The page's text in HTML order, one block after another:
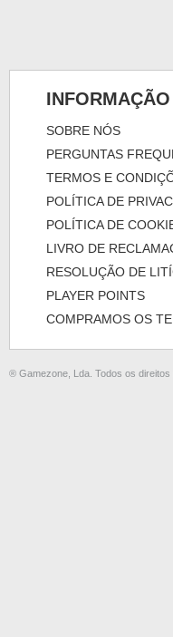
INFORMAÇÃO
SOBRE NÓS
PERGUNTAS
TERMOS E
POLÍTICA DE
POLÍTICA DE
LIVRO DE
RESOLUÇÃO DE
PLAYER POINTS
COMPRAMOS OS
® Gamezone, Lda. Todos os